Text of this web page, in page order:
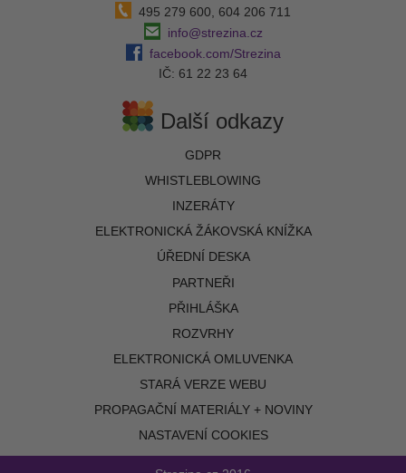
495 279 600, 604 206 711
info@strezina.cz
facebook.com/Strezina
IČ: 61 22 23 64
Další odkazy
GDPR
WHISTLEBLOWING
INZERÁTY
ELEKTRONICKÁ ŽÁKOVSKÁ KNÍŽKA
ÚŘEDNÍ DESKA
PARTNEŘI
PŘIHLÁŠKA
ROZVRHY
ELEKTRONICKÁ OMLUVENKA
STARÁ VERZE WEBU
PROPAGAČNÍ MATERIÁLY + NOVINY
NASTAVENÍ COOKIES